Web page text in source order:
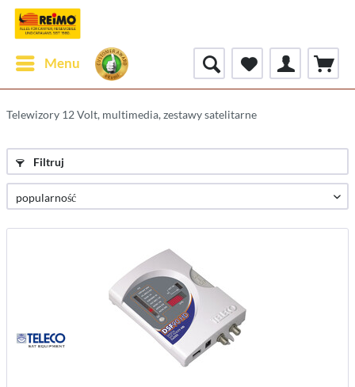
Menu
Telewizory 12 Volt, multimedia, zestawy satelitarne
Filtruj